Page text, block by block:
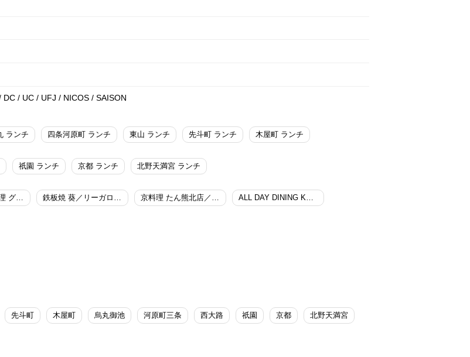
/ UC / UFJ / NICOS / SAISON
ランチ 四条河原町 ランチ 東山 ランチ 先斗町 ランチ 木屋町 ランチ
祇園 ランチ 京都 ランチ 北野天満宮 ランチ
懐石フランス料理 グルマン橘／リーガロイヤルホテル京都 鉄板焼 葵／リーガロイヤルホテル京都 京料理 たん熊北店／リーガロイヤルホテル京都 ALL DAY DINING KAZA／リーガロイヤルホテル京都
先斗町 木屋町 烏丸御池 河原町三条 西大路 祇園 京都 北野天満宮